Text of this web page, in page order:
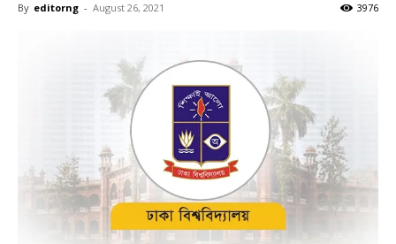
By editorng - August 26, 2021 3976